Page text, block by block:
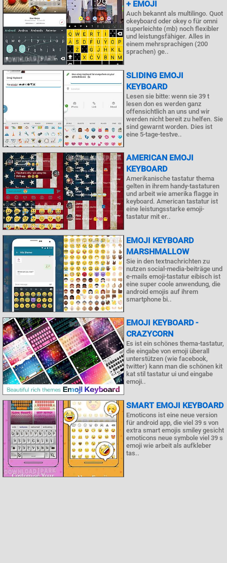
+ EMOJI
Auch bekannt als multilingo. Quot
okeyboard oder okey o für omni
superleichte (mb) noch flexibler
und leistungsfähiger. Alles in
einem mehrsprachigen (200
sprachen) ge..
SLIDING EMOJI
KEYBOARD
Lesen sie bitte: wenn sie 39 t
lesen don es werden ganz
offensichtlich an uns und wir
werden nicht bereit zu helfen. Sie
sind gewarnt worden. Dies ist
eine 5-tage-testve..
AMERICAN EMOJI
KEYBOARD
Amerikanische tastatur thema
gelten in ihrem handy-tastaturen
und arbeit wie amerika flagge in
keyboard. American tastatur ist
eine leistungsstarke emoji-
tastatur mit er..
EMOJI KEYBOARD
MARSHMALLOW
Sie in den textnachrichten zu
nutzen social-media-beiträge und
e-mails emoji-tastatur eibisch ist
eine super coole anwendung, die
android emojis auf ihrem
smartphone bi..
EMOJI KEYBOARD -
CRAZYCORN
Es ist ein schönes thema-tastatur,
die eingabe von emoji überall
unterstützen (wie facebook,
twitter) kann man die schönen kit
kat stil tastatur ui und eingabe
emoji..
SMART EMOJI KEYBOARD
Emoticons ist eine neue version
für android app, die viel 39 s von
extra smart emojis smiley gesicht
emoticons neue symbole viel 39 s
emoji wie arbeit als aufkleber
tas..